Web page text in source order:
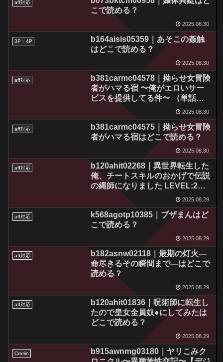
aff対応
こで読める？
2025.08.30
3P・4P
b164aisis05359｜あそこの姦触
はどこで読める？
2025.08.30
aff対応
b381carmc04578｜拗らせ女冒険
者がハマる宿 〜俺がエロいサー
ビスを提供してる件〜 （単話）
最終話はどこで読める？
2025.08.30
aff対応
b381carmc04575｜拗らせ女冒険
者がハマる宿はどこで読める？
2025.08.30
aff対応
b120ahit02268｜異世界転生した
俺、チートスキルのおかげで伝説
の縄師になりました LEVEL:2は
どこで読める？
2025.08.29
aff対応
k568agotp10385｜ブザまんはど
こで読める？
2025.08.29
aff対応
b182asnw02118｜最期の灯火―
命尽きるその瞬間まで―はどこで
読める？
2025.08.29
aff対応
b120ahit01836｜呪術師に転生し
たので皇女全員奴●にしてみたは
どこで読める？
2025.08.29
Croriin
b915awnmg03180｜ヤリこみク